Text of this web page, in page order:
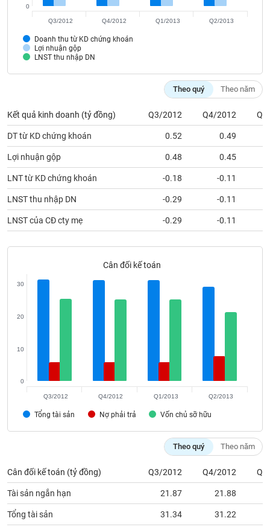
Lợi nhuận gộp
LNST thu nhập DN
Doanh thu từ KD chứng khoán
0
Q3/2012 Q4/2012 Q1/2013 Q2/2013
Theo quý Theo năm
Kết quả kinh doanh (tỷ đồng) Q3/2012 Q4/2012
DT từ KD chứng khoán 0.52 0.49
Lợi nhuận gộp 0.48 0.45
LNT từ KD chứng khoán -0.18 -0.11
LNST thu nhập DN -0.29 -0.11
LNST của CĐ cty mẹ -0.29 -0.11
Cân đối kế toán
Tổng tài sản Nợ phải trả Vốn chủ sỡ hữu
0
10
20
30
Q3/2012 Q4/2012 Q1/2013 Q2/2013
Theo quý Theo năm
Cân đối kế toán (tỷ đồng) Q3/2012 Q4/2012
Tài sản ngắn hạn 21.87 21.88
Tổng tài sản 31.34 31.22
SÓC
SỨC
CÔNG
NGHỆ
THÔNG
TIN
VỤ
TRUYỀN
BẤT
Mã
chứng
khoán
(-)